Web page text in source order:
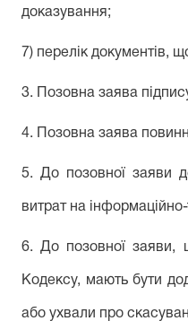
доказування;
7) перелік документів,
3. Позовна заява
4. Позовна заява
5. До позовної заяви
витрат на
6. До позовної заяви,
Кодексу, мають бути
або ухвали про